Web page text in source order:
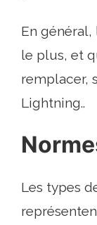
En
le plus, et
remplacer,
Lightning..
Les types